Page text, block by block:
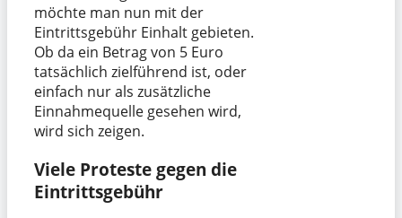
möchte man nun mit der
Eintrittsgebühr Einhalt gebieten.
Ob da ein Betrag von 5 Euro
tatsächlich zielführend ist, oder
einfach nur als zusätzliche
Einnahmequelle gesehen wird,
wird sich zeigen.
Viele Proteste gegen die
Eintrittsgebühr